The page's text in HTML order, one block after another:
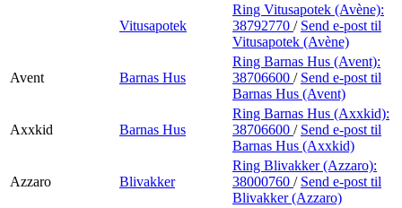
Vitusapotek
Ring Vitusapotek (Avène):
38792770 / Send e-post til
Vitusapotek (Avène)
Avent Barnas Hus
Ring Barnas Hus (Avent):
38706600 / Send e-post til
Barnas Hus (Avent)
Axxkid Barnas Hus
Ring Barnas Hus (Axxkid):
38706600 / Send e-post til
Barnas Hus (Axxkid)
Azzaro Blivakker
Ring Blivakker (Azzaro):
38000760 / Send e-post til
Blivakker (Azzaro)